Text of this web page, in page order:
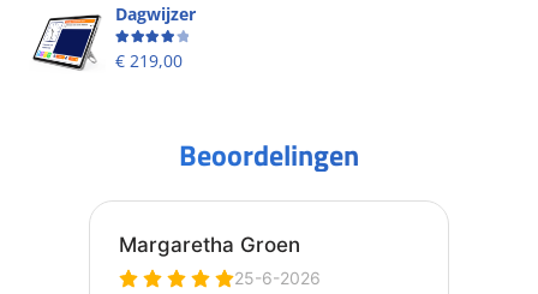
Dagwijzer
Beoordeling
€ 219,00
Beoordelingen